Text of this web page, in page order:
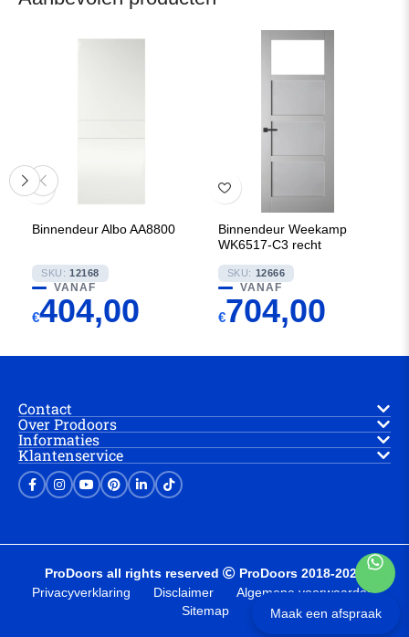
Binnendeur Albo AA8800
SKU: 12168
VANAF
€404,00
Binnendeur Weekamp
WK6517-C3 recht
SKU: 12666
VANAF
€704,00
Contact
Over Prodoors
Informaties
Klantenservice
ProDoors all rights reserved
ProDoors 2018-2025
Privacyverklaring
Disclaimer
Algemene voorwaarden
Sitemap
Maak een afspraak